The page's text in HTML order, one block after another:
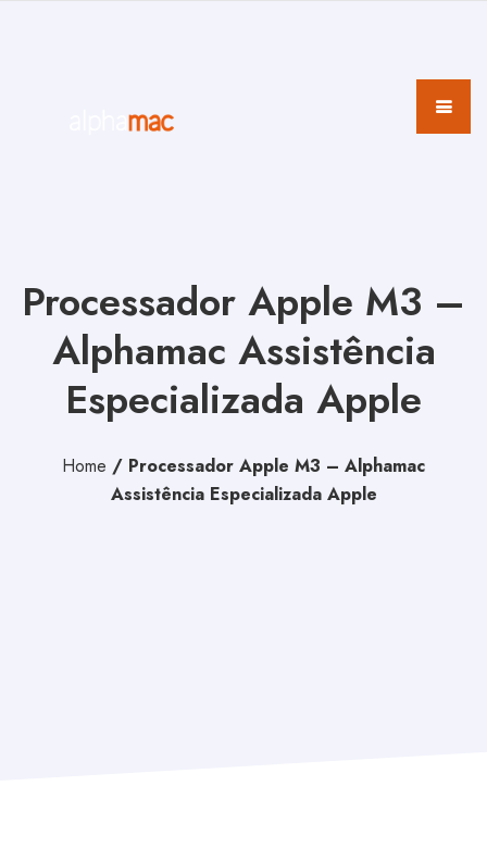
Processador Apple M3 –
Alphamac Assistência
Especializada Apple
Home / Processador Apple M3 – Alphamac
Assistência Especializada Apple